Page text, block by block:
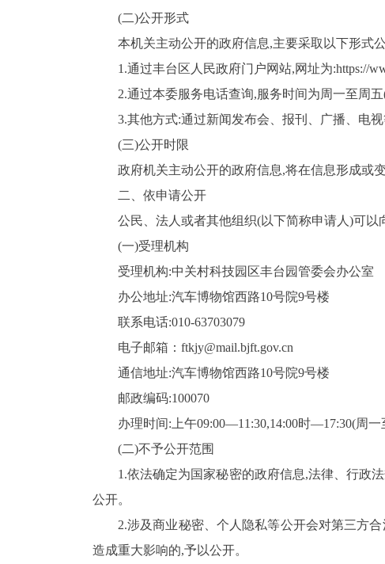
(二)公开形式
本机关主动公开的政府信息,主要采取以下形式
1.通过丰台区人民政府门户网站,网址为:https://
2.通过本委服务电话查询,服务时间为周一至周
3.其他方式:通过新闻发布会、报刊、广播、电视
(三)公开时限
政府机关主动公开的政府信息,将在信息形成或
二、依申请公开
公民、法人或者其他组织(以下简称申请人)可以
(一)受理机构
受理机构:中关村科技园区丰台园管委会办公室
办公地址:汽车博物馆西路10号院9号楼
联系电话:010-63703079
电子邮箱：ftkjy@mail.bjft.gov.cn
通信地址:汽车博物馆西路10号院9号楼
邮政编码:100070
办理时间:上午09:00—11 :30,14:00时—17:30(周一
(二)不予公开范围
1.依法确定为国家秘密的政府信息,法律、行政
公开。
2.涉及商业秘密、个人隐私等公开会对第三方
造成重大影响的,予以公开。